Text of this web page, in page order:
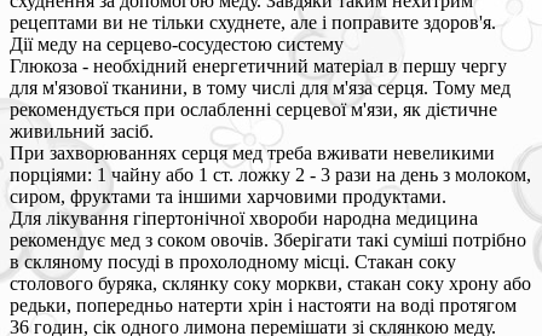
рецептами ви не тільки схуднете, але і поправите здоров'я.
Дії меду на серцево-сосудестою систему
Глюкоза - необхідний енергетичний матеріал в першу чергу
для м'язової тканини, в тому числі для м'яза серця. Тому мед
рекомендується при ослабленні серцевої м'язи, як дієтичне
живильний засіб.
При захворюваннях серця мед треба вживати невеликими
порціями: 1 чайну або 1 ст. ложку 2 - 3 рази на день з молоком,
сиром, фруктами та іншими харчовими продуктами.
Для лікування гіпертонічної хвороби народна медицина
рекомендує мед з соком овочів. Зберігати такі суміші потрібно
в скляному посуді в прохолодному місці. Стакан соку
столового буряка, склянку соку моркви, стакан соку хрону або
редьки, попередньо натерти хрін і настояти на воді протягом
36 годин, сік одного лимона перемішати зі склянкою меду.